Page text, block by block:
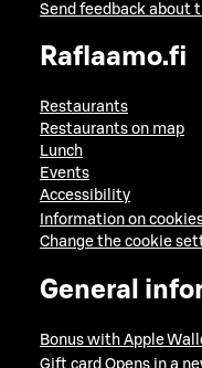
Send feedback about
Raflaamo.fi
Restaurants
Restaurants on map
Lunch
Events
Accessibility
Information on
Change the cookie
General
Bonus with Apple
Gift card Opens in a